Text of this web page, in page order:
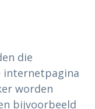
die
internetpagina
worden
bijvoorbeeld